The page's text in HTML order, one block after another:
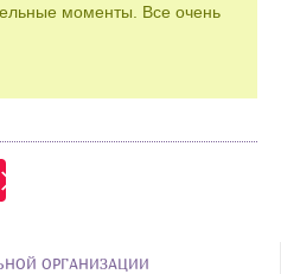
моменты. Все очень
ОРГАНИЗАЦИИ